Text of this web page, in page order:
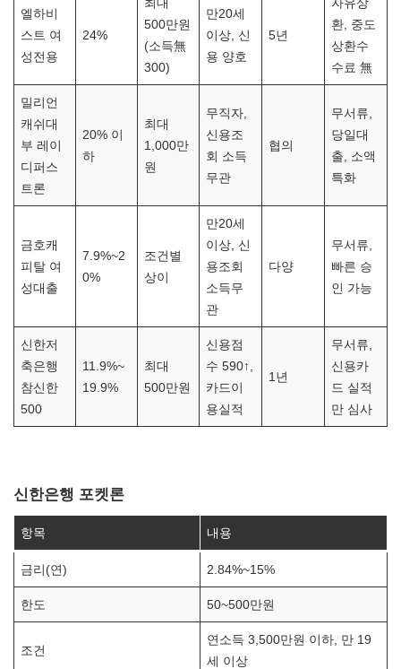
엘하비
스트 여
성전용
24%
500만원
(소득無
300)
만20세
이상, 신
용 양호
5년
환, 중도
상환수
수료 無
밀리언
캐쉬대
부 레이
디퍼스
트론
20% 이
하
최대
1,000만
원
무직자,
신용조
회 소득
무관
협의
무서류,
당일대
출, 소액
특화
금호캐
피탈 여
성대출
7.9%~2
0%
조건별
상이
만20세
이상, 신
용조회
소득무
관
다양
무서류,
빠른 승
인 가능
신한저
축은행
참신한
500
11.9%~
19.9%
최대
500만원
신용점
수 590↑,
카드이
용실적
1년
무서류,
신용카
드 실적
만 심사
신한은행 포켓론
항목 내용
금리(연) 2.84%~15%
한도 50~500만원
조건
연소득 3,500만원 이하, 만 19
세 이상